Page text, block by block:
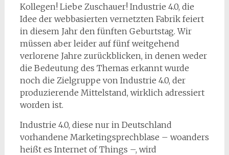
Kollegen! Liebe Zuschauer! Industrie 4.0, die
Idee der webbasierten vernetzten Fabrik feiert
in diesem Jahr den fünften Geburtstag. Wir
müssen aber leider auf fünf weitgehend
verlorene Jahre zurückblicken, in denen weder
die Bedeutung des Themas erkannt wurde
noch die Zielgruppe von Industrie 4.0, der
produzierende Mittelstand, wirklich adressiert
worden ist.
Industrie 4.0, diese nur in Deutschland
vorhandene Marketingsprechblase – woanders
heißt es Internet of Things –, wird